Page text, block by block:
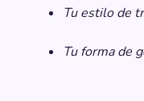
Tu estilo de
Tu forma de